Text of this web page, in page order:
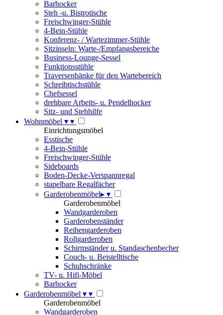
Barhocker
Steh -u. Bistrotische
Freischwinger-Stühle
4-Bein-Stühle
Konferenz- / Wartezimmer-Stühle
Sitzinseln: Warte-/Empfangsbereiche
Business-Lounge-Sessel
Funktionsstühle
Traversenbänke für den Wartebereich
Schreibtischstühle
Chefsessel
drehbare Arbeits- u. Pendelhocker
Sitz- und Stehhilfe
Wohnmöbel ▾ ▾
Einrichtungsmöbel
Esstische
4-Bein-Stühle
Freischwinger-Stühle
Sideboards
Boden-Decke-Verspannregal
stapelbare Regalfächer
Garderobenmöbel▸ ▾
Garderobenmöbel
Wandgarderoben
Garderobenständer
Reihengarderoben
Rollgarderoben
Schirmständer u. Standaschenbecher
Couch- u. Beistelltische
Schuhschränke
TV- u. Hifi-Möbel
Barhocker
Garderobenmöbel ▾ ▾
Garderobenmöbel
Wandgarderoben